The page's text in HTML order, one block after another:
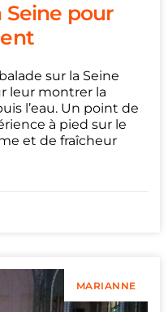
Seine pour
sur la Seine
leur montrer la
l’eau. Un point de
à pied sur le
et de fraîcheur
MARIANNE